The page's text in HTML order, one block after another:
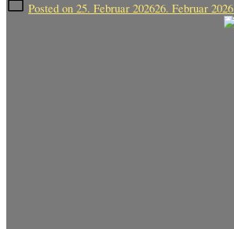
Posted on 25. Februar 202626. Februar 2026